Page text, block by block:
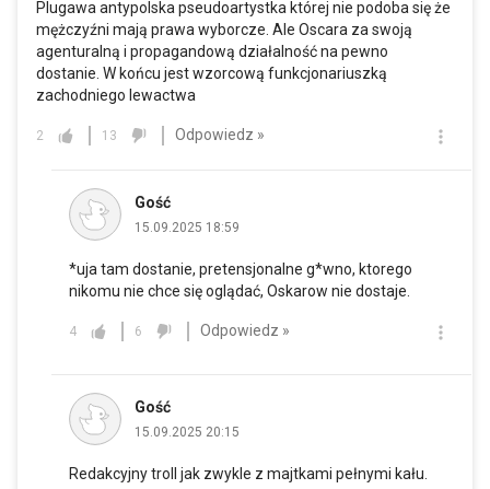
Plugawa antypolska pseudoartystka której nie podoba się że
mężczyźni mają prawa wyborcze. Ale Oscara za swoją
agenturalną i propagandową działalność na pewno
dostanie. W końcu jest wzorcową funkcjonariuszką
zachodniego lewactwa
2 13 Odpowiedz »
Gość
15.09.2025 18:59
*uja tam dostanie, pretensjonalne g*wno, ktorego
nikomu nie chce się oglądać, Oskarow nie dostaje.
4 6 Odpowiedz »
Gość
15.09.2025 20:15
Redakcyjny troll jak zwykle z majtkami pełnymi kału.